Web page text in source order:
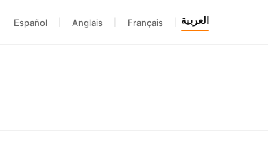
العربية Français
Anglais
Español